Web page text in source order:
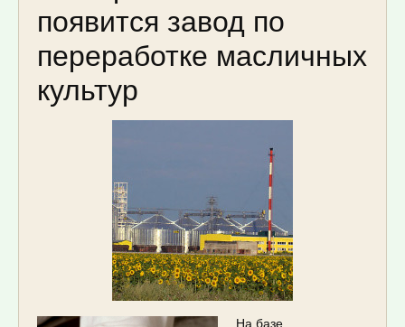
появится завод по
переработке масличных
культур
На базе